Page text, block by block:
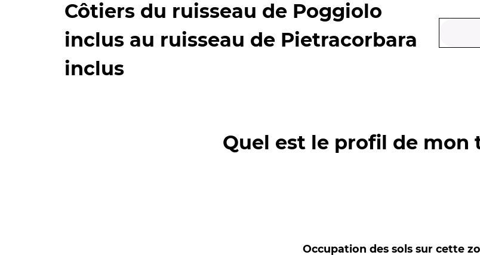
Côtiers du ruisseau de Poggiolo
inclus au ruisseau de Pietracorbara
inclus
Quel est le profil de mon
Occupation des sols sur cette